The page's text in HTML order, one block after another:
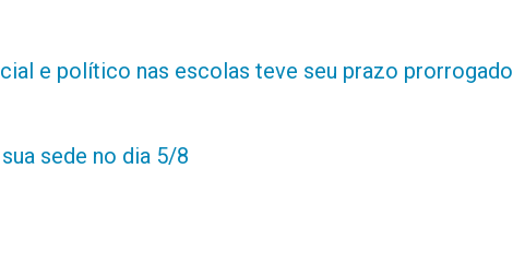
e político nas escolas teve seu prazo prorrogado
sede no dia 5/8